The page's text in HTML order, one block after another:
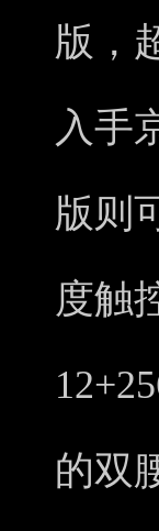
版，
入手
版则
度触
的双